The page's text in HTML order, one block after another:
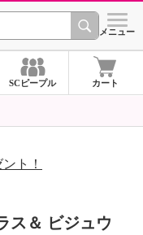
シ
メニュー
SCピープル カート
ト！
ス＆ ビジュウ